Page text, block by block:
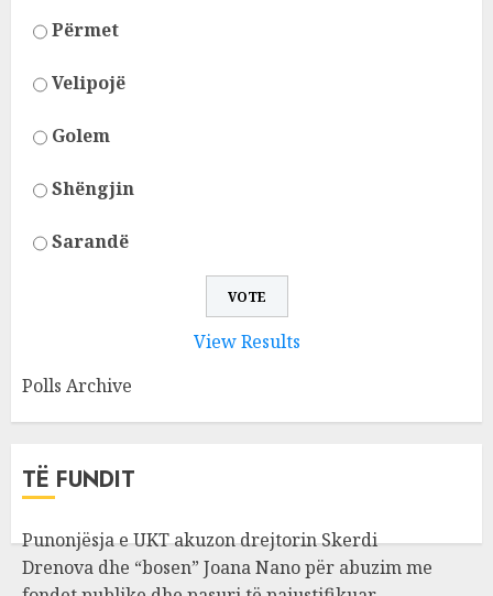
Përmet
Velipojë
Golem
Shëngjin
Sarandë
View Results
Polls Archive
TË FUNDIT
Punonjësja e UKT akuzon drejtorin Skerdi
Drenova dhe “bosen” Joana Nano për abuzim me